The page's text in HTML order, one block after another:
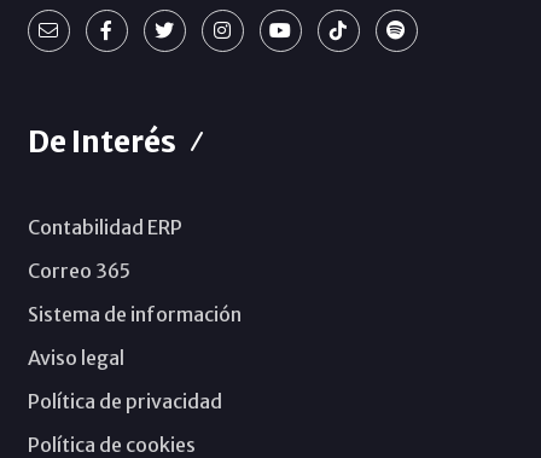
De Interés
Contabilidad ERP
Correo 365
Sistema de información
Aviso legal
Política de privacidad
Política de cookies